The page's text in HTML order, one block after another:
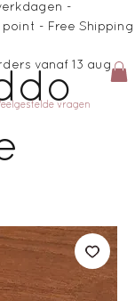
-
- Free Shipping
vanaf 13 aug
vragen